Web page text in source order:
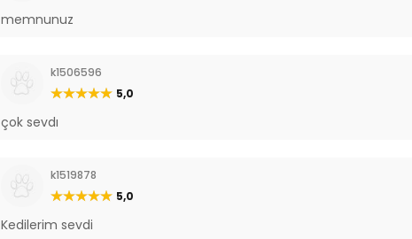
memnunuz
k1506596
5,0
çok sevdı
k1519878
5,0
Kedilerim sevdi